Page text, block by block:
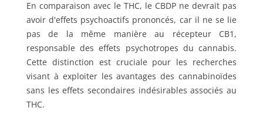
En comparaison avec le THC, le CBDP ne devrait pas
avoir d'effets psychoactifs prononcés, car il ne se lie
pas de la même manière au récepteur CB1,
responsable des effets psychotropes du cannabis.
Cette distinction est cruciale pour les recherches
visant à exploiter les avantages des cannabinoïdes
sans les effets secondaires indésirables associés au
THC.